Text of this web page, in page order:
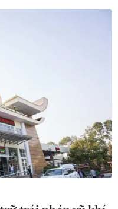
rổ Đại
Thái
thức